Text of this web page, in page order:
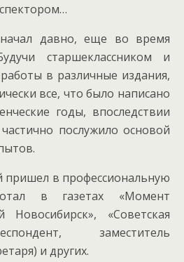
давно, еще во время
старшеклассником и
в различные издания,
все, что было написано
годы, впоследствии
послужило основой
пришел в профессиональную
в газетах «Момент
Новосибирск», «Советская
заместитель
и других.